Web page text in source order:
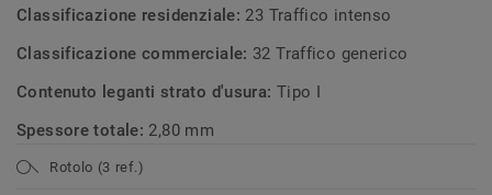
Classificazione residenziale: 23 Traffico intenso
Classificazione commerciale: 32 Traffico generico
Contenuto leganti strato d'usura: Tipo I
Spessore totale: 2,80 mm
Rotolo (3 ref.)